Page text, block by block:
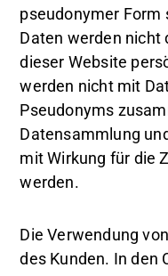
pseudonymer Form
Daten werden nicht
dieser Website
werden nicht mit
Pseudonyms
Datensammlung
mit Wirkung für die
werden.
Die Verwendung
des Kunden. In den